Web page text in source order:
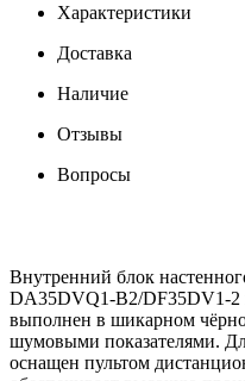
Характеристики
Доставка
Наличие
Отзывы
Вопросы
Внутренний блок
DA35DVQ1-B2/DF35DV1-2
выполнен в шикарном
шумовыми показателями.
оснащен пультом